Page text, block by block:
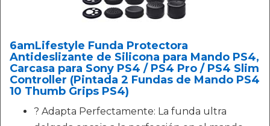
6amLifestyle Funda Protectora
Antideslizante de Silicona para Mando PS4,
Carcasa para Sony PS4 / PS4 Pro / PS4 Slim
Controller (Pintada 2 Fundas de Mando PS4
10 Thumb Grips PS4)
? Adapta Perfectamente: La funda ultra